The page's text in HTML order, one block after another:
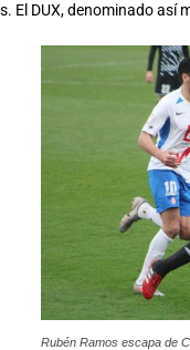
El DUX, denominado así
Rubén Ramos escapa de